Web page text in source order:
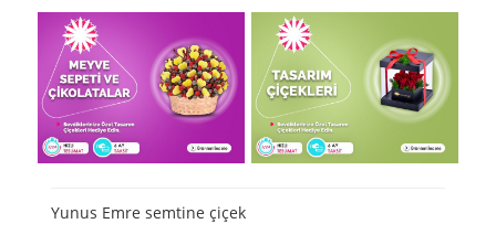
Yunus Emre semtine çiçek